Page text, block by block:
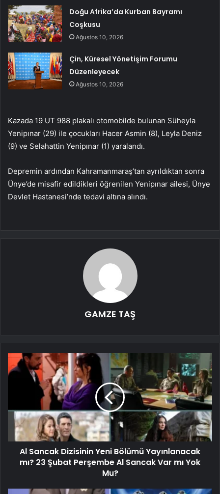
Doğu Afrika’da Kurban Bayramı
Coşkusu
Ağustos 10, 2026
Çin, Küresel Yönetişim Forumu
Düzenleyecek
Ağustos 10, 2026
Kazada 19 UT 988 plakalı otomobilde bulunan Süheyla
Yenipınar (29) ile çocukları Hacer Asmin (8), Leyla Deniz
(9) ve Selahattin Yenipınar (1) yaralandı.
Depremin ardından Kahramanmaraş’tan ayrıldıktan sonra
Ünye’de misafir edildikleri öğrenilen Yenipınar ailesi, Ünye
Devlet Hastanesi’nde tedavi altına alındı.
GAMZE TAŞ
Al Sancak Dizisinin Yeni Bölümü Yayınlanacak
mı? 23 Şubat Perşembe Al Sancak Var mı Yok
Mu?